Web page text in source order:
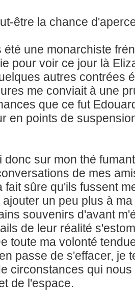
être la chance
été une monarchiste
pour voir ce jour là
autres contrées
me conviait à une
que ce fut
en points de
donc sur mon thé
de mes
fait sûre qu'ils fussent
un peu plus à
souvenirs d'avant
de leur réalité
toute ma volonté
passe de s'effacer, je
circonstances qui
de l'espace.